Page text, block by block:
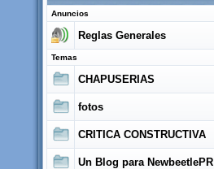
Anuncios
Reglas Generales
Temas
CHAPUSERIAS
fotos
CRITICA CONSTRUCTIVA
Un Blog para NewbeetlePR